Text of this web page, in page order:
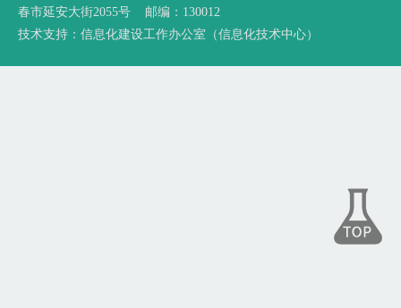
春市延安大街2055号 邮编：130012
技术支持：信息化建设工作办公室（信息化技术中心）